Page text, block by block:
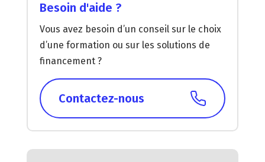
Besoin d'aide ?
Vous avez besoin d’un conseil sur le choix
d’une formation ou sur les solutions de
financement ?
Contactez-nous